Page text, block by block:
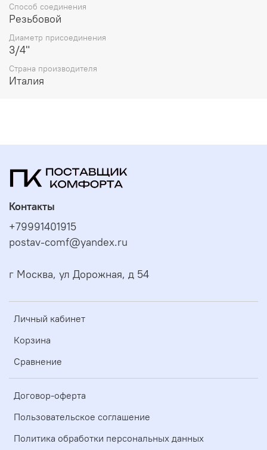
Способ соединения
Резьбовой
Диаметр присоединения
3/4"
Страна производителя
Италия
Личный кабинет
Корзина
Сравнение
Договор-оферта
Пользовательское соглашение
Политика обработки персональных данных
Контакты
+79991401915
postav-comf@yandex.ru
г Москва, ул Дорожная, д 54